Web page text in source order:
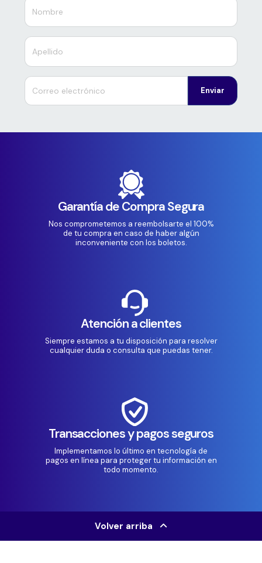
Enviar
Garantía de Compra Segura
Nos comprometemos a reembolsarte el 100%
de tu compra en caso de haber algún
inconveniente con los boletos.
Atención a clientes
Siempre estamos a tu disposición para resolver
cualquier duda o consulta que puedas tener.
Transacciones y pagos seguros
Implementamos lo último en tecnología de
pagos en línea para proteger tu información en
todo momento.
Volver arriba